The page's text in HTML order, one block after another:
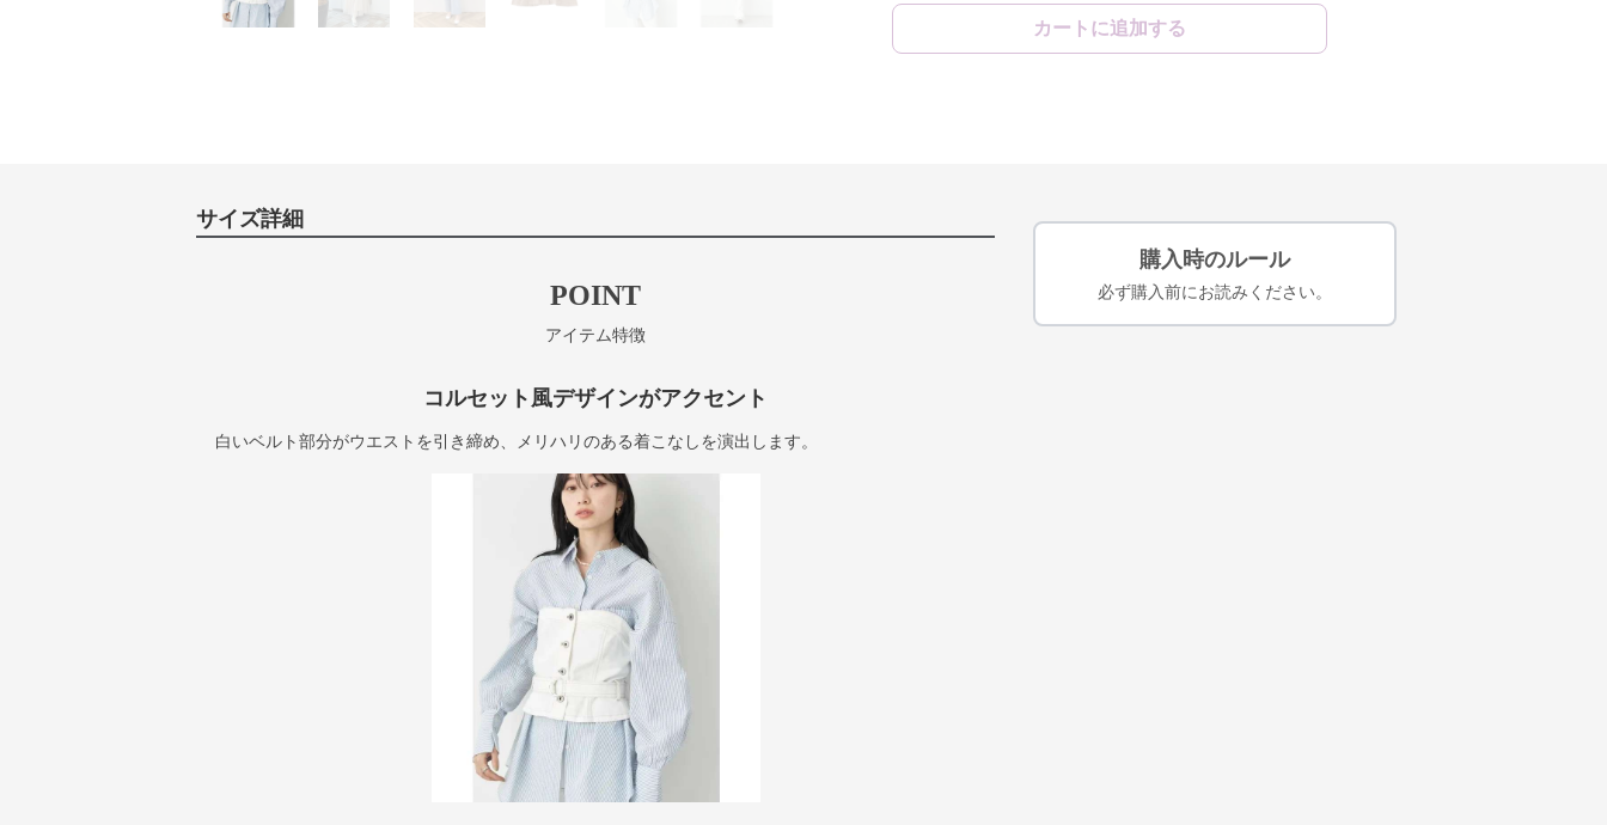
カートに追加する
サイズ詳細
POINT
アイテム特徴
コルセット風デザインがアクセント
白いベルト部分がウエストを引き締め、メリハリのある着こなしを演出します。
購入時のルール
必ず購入前にお読みください。